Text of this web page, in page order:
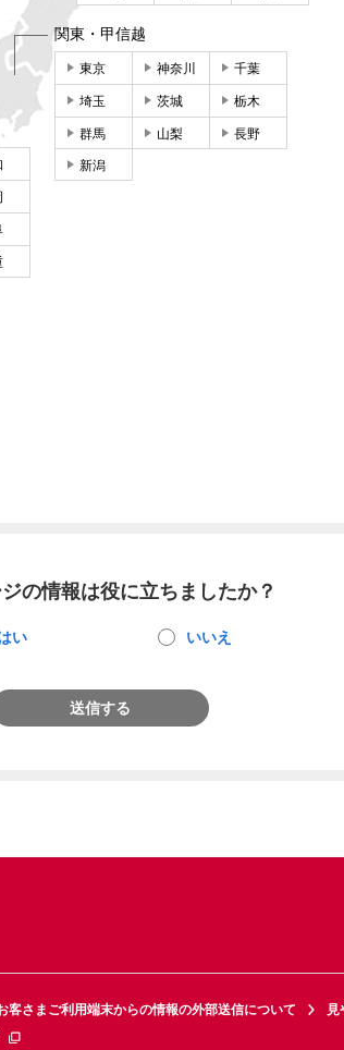
関東・甲信越
東京 神奈川 千葉
埼玉 茨城 栃木
群馬 山梨 長野
新潟
の情報は役に立ちましたか？
い いいえ
送信する
客さまご利用端末からの情報の外部送信について
見